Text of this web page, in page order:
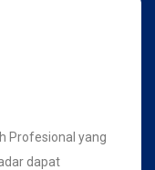
Profesional yang
dapat